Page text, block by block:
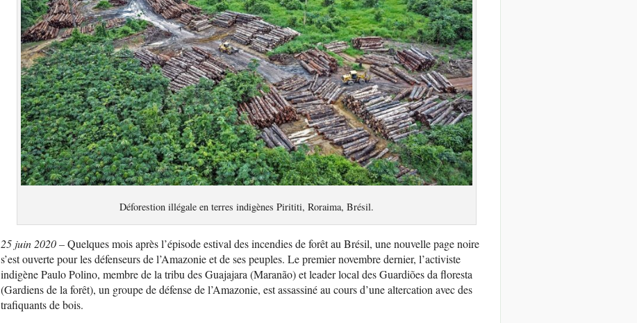
Déforestion illégale en terres indigènes Pirititi, Roraima, Brésil.
25 juin 2020 –Quelques mois après l’épisode estival des incendies de forêt au Brésil, une nouvelle page noire
s’est ouverte pour les défenseurs de l’Amazonie et de ses peuples. Le premier novembre dernier, l’activiste
indigène Paulo Polino, membre de la tribu des Guajajara (Maranão) et leader local des Guardiões da floresta
(Gardiens de la forêt), un groupe de défense de l’Amazonie, est assassiné au cours d’une altercation avec des
trafiquants de bois.